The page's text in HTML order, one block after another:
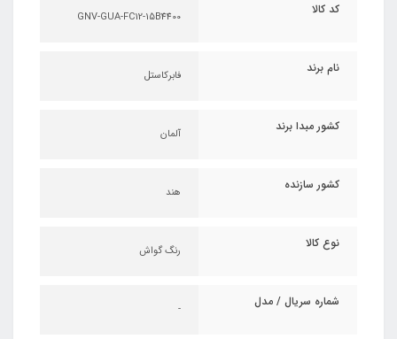
کد کالا GNV-GUA-FC12-15B4400
نام برند فابرکاستل
کشور مبدا برند آلمان
کشور سازنده هند
نوع کالا رنگ گواش
شماره سریال / مدل -